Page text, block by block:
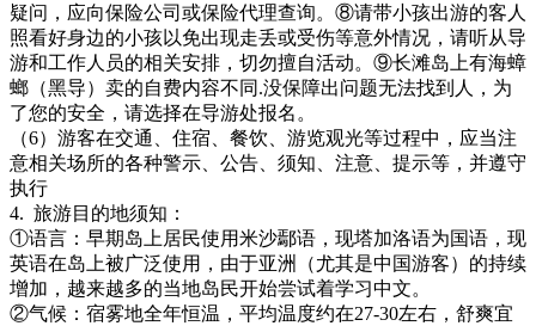
疑问，应向保险公司或保险代理查询。⑧请带小孩出游的客人
照看好身边的小孩以免出现走丢或受伤等意外情况，请听从导
游和工作人员的相关安排，切勿擅自活动。⑨长滩岛上有海蟑
螂（黑导）卖的自费内容不同.没保障出问题无法找到人，为
了您的安全，请选择在导游处报名。
（6）游客在交通、住宿、餐饮、游览观光等过程中，应当注
意相关场所的各种警示、公告、须知、注意、提示等，并遵守
执行
4. 旅游目的地须知：
①语言：早期岛上居民使用米沙鄢语，现塔加洛语为国语，现
英语在岛上被广泛使用，由于亚洲（尤其是中国游客）的持续
增加，越来越多的当地岛民开始尝试着学习中文。
②气候：宿雾地全年恒温，平均温度约在27-30左右，舒爽宜